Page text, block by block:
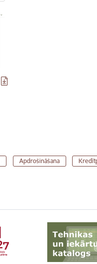
Apdrošināšana